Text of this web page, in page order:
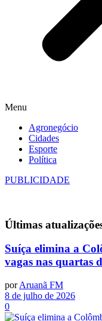
Menu
Agronegócio
Cidades
Esporte
Política
PUBLICIDADE
Últimas
Suíça elimina a
vagas nas quartas
por Aruanã FM
8 de julho de 2026
0